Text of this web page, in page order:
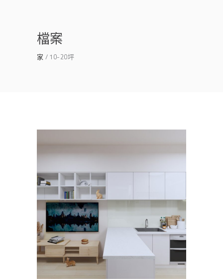
檔案
家 10-20坪
小宅設計 | 極簡主義 | 台南 善化
東區 北區 室內設計
主臥/公寓/大樓/客餐廳/書房/透天